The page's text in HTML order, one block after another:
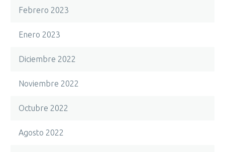
Febrero 2023
Enero 2023
Diciembre 2022
Noviembre 2022
Octubre 2022
Agosto 2022